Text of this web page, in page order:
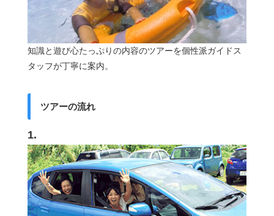
知識と遊び心たっぷりの内容のツアーを個性派ガイドス
タッフが丁寧に案内。
ツアーの流れ
1.